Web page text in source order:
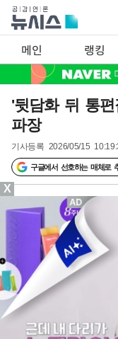
메인 랭킹
'뒷담화 뒤 통
파장
기사등록 2026/05/15
구글에서 선호하는 매체로
X